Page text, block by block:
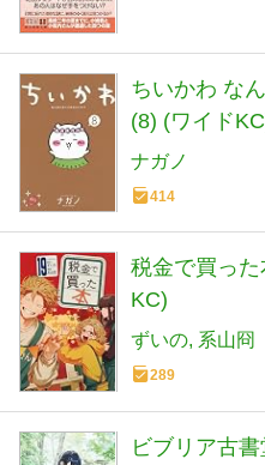
ちいかわ な
(8) (ワイド
ナガノ
414
税金で買っ
KC)
ずいの 系山冏
289
ビブリア古